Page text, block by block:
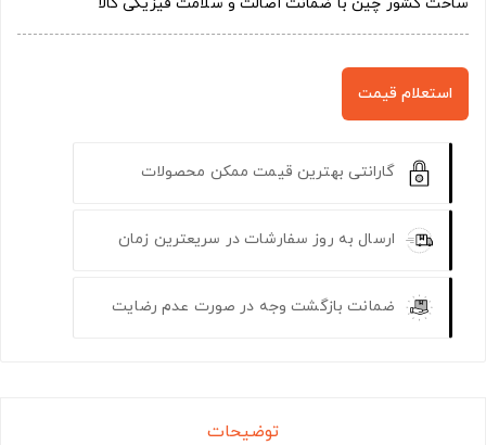
استعلام قیمت
گارانتی بهترین قیمت ممکن محصولات
ارسال به روز سفارشات در سریعترین زمان
ضمانت بازگشت وجه در صورت عدم رضایت
توضیحات